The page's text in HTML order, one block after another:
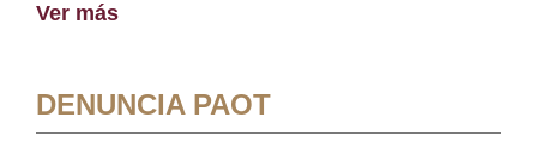
Ver más
DENUNCIA PAOT